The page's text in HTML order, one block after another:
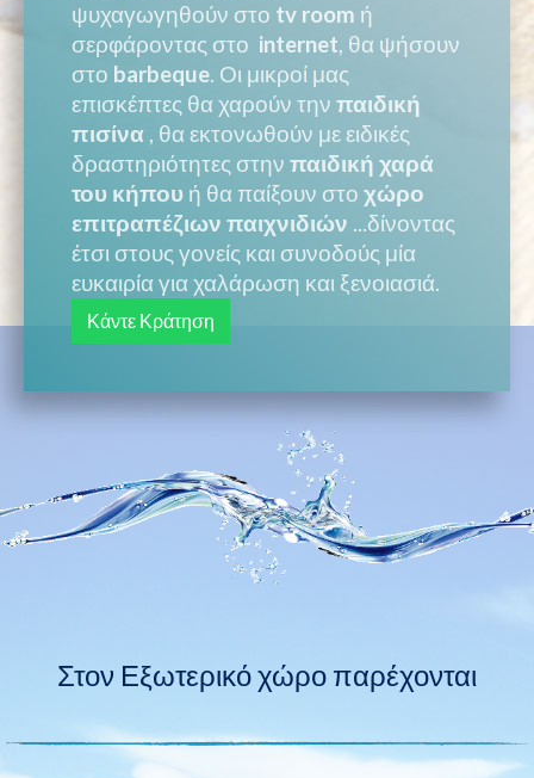
ψυχαγωγηθούν στο tv room ή
σερφάροντας στο internet, θα ψήσουν
στο barbeque. Οι μικροί μας
επισκέπτες θα χαρούν την παιδική
πισίνα , θα εκτονωθούν με ειδικές
δραστηριότητες στην παιδική χαρά
του κήπου ή θα παίξουν στο χώρο
επιτραπέζιων παιχνιδιών ...δίνοντας
έτσι στους γονείς και συνοδούς μία
ευκαιρία για χαλάρωση και ξενοιασιά.
Κάντε Κράτηση
Στον Εξωτερικό χώρο παρέχονται